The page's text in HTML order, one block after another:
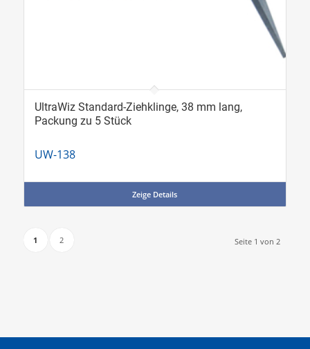
UltraWiz Standard-Ziehklinge, 38 mm lang,
Packung zu 5 Stück
UW-138
Zeige Details
Seite 1 von 2
1 2